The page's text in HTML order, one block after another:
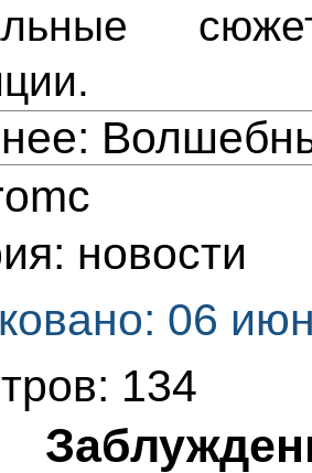
новости
06
134